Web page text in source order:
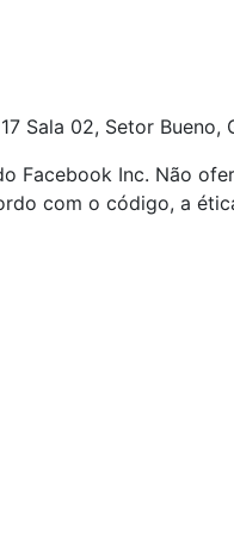
Sala 02, Setor Bueno,
Facebook Inc. Não
com o código, a